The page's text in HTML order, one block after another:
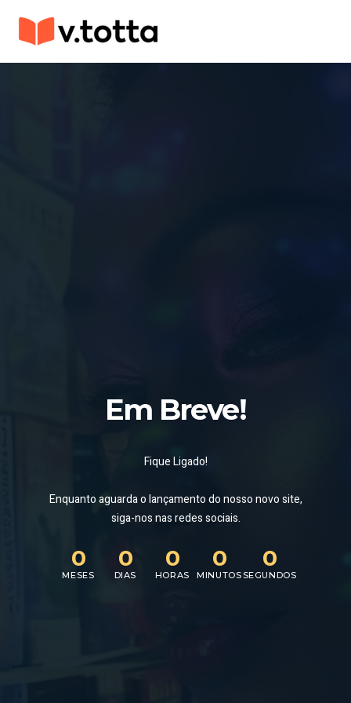
Em Breve!
Fique Ligado!
Enquanto aguarda o lançamento do nosso novo site,
siga-nos nas redes sociais.
0
MESES
0
DIAS
0
HORAS
0
MINUTOS
0
SEGUNDOS